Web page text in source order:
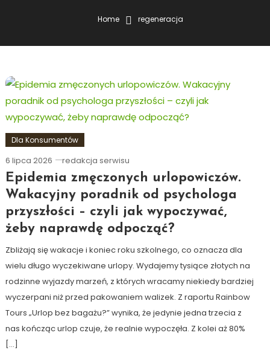
Home regeneracja
Dla Konsumentów
6 lipca 2026 redakcja serwisu
Epidemia zmęczonych urlopowiczów.
Wakacyjny poradnik od psychologa
przyszłości – czyli jak wypoczywać,
żeby naprawdę odpocząć?
Zbliżają się wakacje i koniec roku szkolnego, co oznacza dla
wielu długo wyczekiwane urlopy. Wydajemy tysiące złotych na
rodzinne wyjazdy marzeń, z których wracamy niekiedy bardziej
wyczerpani niż przed pakowaniem walizek. Z raportu Rainbow
Tours „Urlop bez bagażu?” wynika, że jedynie jedna trzecia z
nas kończąc urlop czuje, że realnie wypoczęła. Z kolei aż 80%
[…]